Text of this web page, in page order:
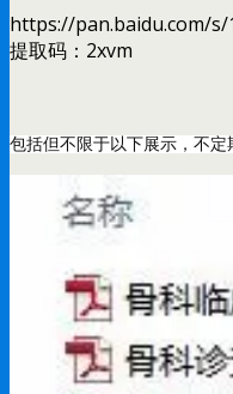
https://pan.baidu.com/s/
提取码：2xvm
包括但不限于以下展示，不定